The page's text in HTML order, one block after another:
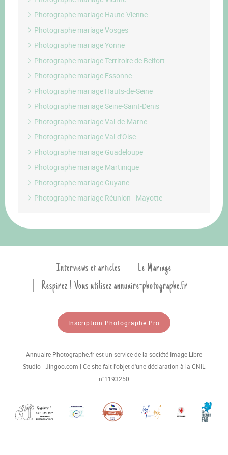
Photographe mariage Haute-Vienne
Photographe mariage Vosges
Photographe mariage Yonne
Photographe mariage Territoire de Belfort
Photographe mariage Essonne
Photographe mariage Hauts-de-Seine
Photographe mariage Seine-Saint-Denis
Photographe mariage Val-de-Marne
Photographe mariage Val-d'Oise
Photographe mariage Guadeloupe
Photographe mariage Martinique
Photographe mariage Guyane
Photographe mariage Réunion - Mayotte
Interviews et articles
Le Mariage
Respirez ! Vous utilisez annuaire-photographe.fr
Inscription Photographe Pro
Annuaire-Photographe.fr est un service de la société Image-Libre
Studio - Jingoo.com | Ce site fait l'objet d'une déclaration à la CNIL
n°1193250